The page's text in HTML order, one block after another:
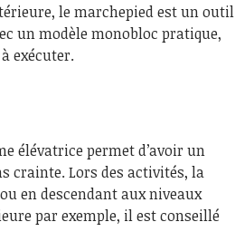
le marchepied est un outil
un modèle monobloc pratique,
exécuter.
élévatrice permet d’avoir un
crainte. Lors des activités, la
en descendant aux niveaux
par exemple, il est conseillé